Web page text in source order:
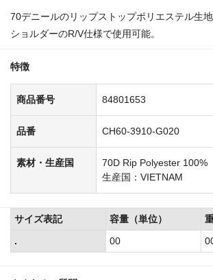
70デニールのリップストップポリエステル生
ショルダーのR/V仕様で使用可能。
特徴
商品番号 84801653
品番 CH60-3910-G020
素材・生産国
70D Rip Polyester 100%
生産国：VIETNAM
サイズ表記 容量（単位）
.
00